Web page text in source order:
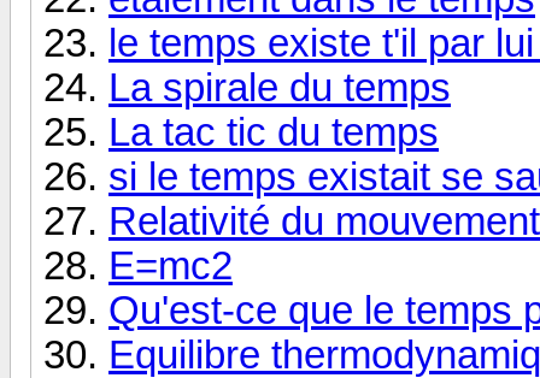
le temps existe t'il par
La spirale du temps
La tac tic du temps
si le temps existait se
Relativité du mouvement
E=mc2
Qu'est-ce que le temps
Equilibre